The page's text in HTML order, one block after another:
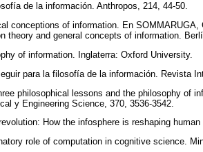
de la información. Anthropos, 214, 44-50.
conceptions of information. En
theory and general concepts of information.
of information. Inglaterra: Oxford University.
para la filosofía de la información. Revista
philosophical lessons and the philosophy of
y Engineering Science, 370, 3536-3542.
How the infosphere is reshaping
role of computation in cognitive science.